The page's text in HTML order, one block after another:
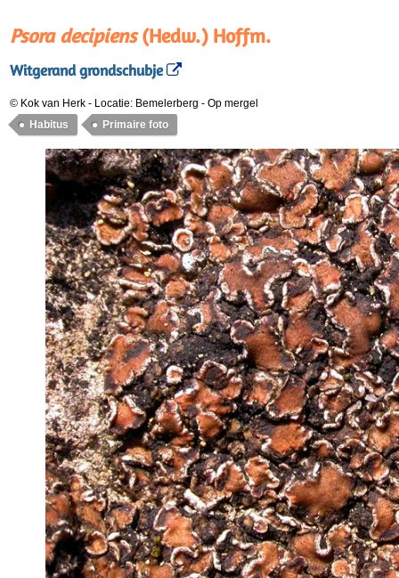
Psora decipiens(Hedw.) Hoffm.
Witgerand grondschubje
© Kok van Herk - Locatie: Bemelerberg - Op mergel
Habitus
Primaire foto